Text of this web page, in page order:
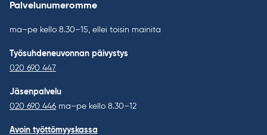
Palvelunumeromme
ma–pe kello 8.30–15, ellei toisin mainita
Työsuhdeneuvonnan päivystys
020 690 447
Jäsenpalvelu
020 690 446 ma–pe kello 8.30–12
Avoin työttömyyskassa